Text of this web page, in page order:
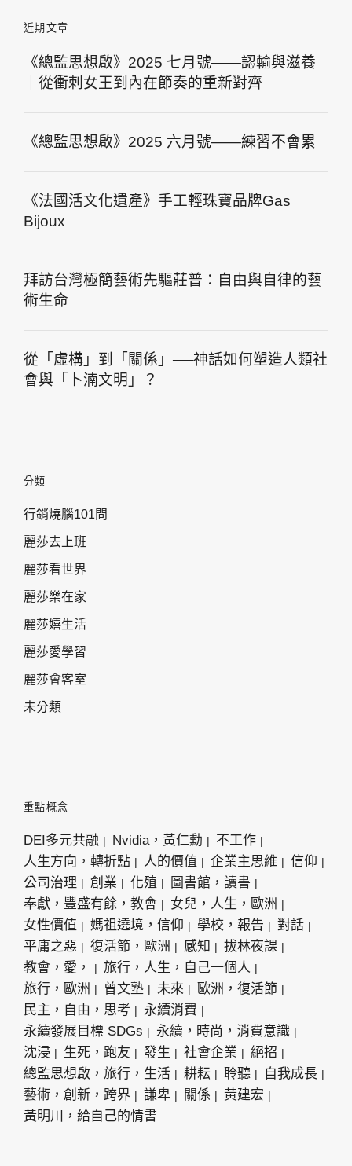
近期文章
《總監思想啟》2025 七月號——認輸與滋養
｜從衝刺女王到內在節奏的重新對齊
《總監思想啟》2025 六月號——練習不會累
《法國活文化遺產》手工輕珠寶品牌Gas
Bijoux
拜訪台灣極簡藝術先驅莊普：自由與自律的藝
術生命
從「虛構」到「關係」──神話如何塑造人類社
會與「卜湳文明」？
分類
行銷燒腦101問
麗莎去上班
麗莎看世界
麗莎樂在家
麗莎嬉生活
麗莎愛學習
麗莎會客室
未分類
重點概念
DEI多元共融 Nvidia，黃仁勳
不工作
人生方向，轉折點
人的價值 企業主思維
信仰
公司治理
創業 化殖
圖書館，讀書
奉獻，豐盛有餘，教會
女兒，人生，歐洲
女性價值
媽祖遶境，信仰 學校，報告
對話
平庸之惡
復活節，歐洲 感知
拔林夜課
教會，愛，
旅行，人生，自己一個人
旅行，歐洲
曾文塾 未來
歐洲，復活節
民主，自由，思考
永續消費
永續發展目標 SDGs
永續，時尚，消費意識
沈浸
生死，跑友 發生 社會企業
絕招
總監思想啟，旅行，生活
耕耘 聆聽
自我成長
藝術，創新，跨界
謙卑 關係
黃建宏
黃明川，給自己的情書